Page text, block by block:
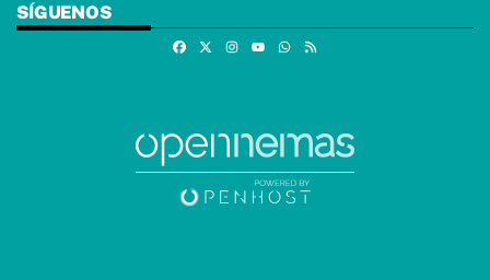
SÍGUENOS
FacebookInstagramWhatsapp